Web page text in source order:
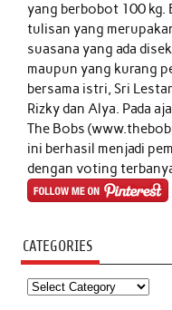
yang berbobot 100 kg.
tulisan yang
suasana yang ada
maupun yang kurang
bersama istri, Sri
Rizky dan Alya. Pada
The Bobs
ini berhasil menjadi
dengan voting
CATEGORIES
Categories